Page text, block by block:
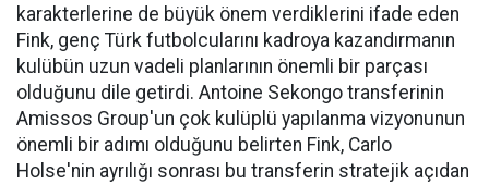
karakterlerine de büyük önem verdiklerini ifade eden
Fink, genç Türk futbolcularını kadroya kazandırmanın
kulübün uzun vadeli planlarının önemli bir parçası
olduğunu dile getirdi. Antoine Sekongo transferinin
Amissos Group'un çok kulüplü yapılanma vizyonunun
önemli bir adımı olduğunu belirten Fink, Carlo
Holse'nin ayrılığı sonrası bu transferin stratejik açıdan